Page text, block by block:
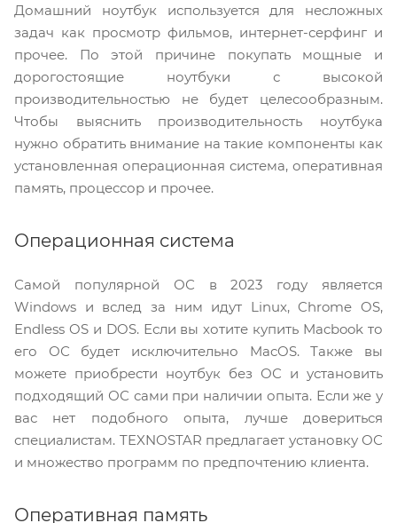
Домашний ноутбук используется для несложных
задач как просмотр фильмов, интернет-серфинг и
прочее. По этой причине покупать мощные и
дорогостоящие ноутбуки с высокой
производительностью не будет целесообразным.
Чтобы выяснить производительность ноутбука
нужно обратить внимание на такие компоненты как
установленная операционная система, оперативная
память, процессор и прочее.
Операционная система
Самой популярной ОС в 2023 году является
Windows и вслед за ним идут Linux, Chrome OS,
Endless OS и DOS. Если вы хотите купить Macbook то
его ОС будет исключительно MacOS. Также вы
можете приобрести ноутбук без ОС и установить
подходящий ОС сами при наличии опыта. Если же у
вас нет подобного опыта, лучше довериться
специалистам. TEXNOSTAR предлагает установку ОС
и множество программ по предпочтению клиента.
Оперативная память